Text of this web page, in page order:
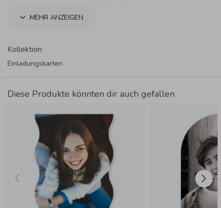
MEHR ANZEIGEN
Kollektion
Einladungskarten
Diese Produkte könnten dir auch gefallen